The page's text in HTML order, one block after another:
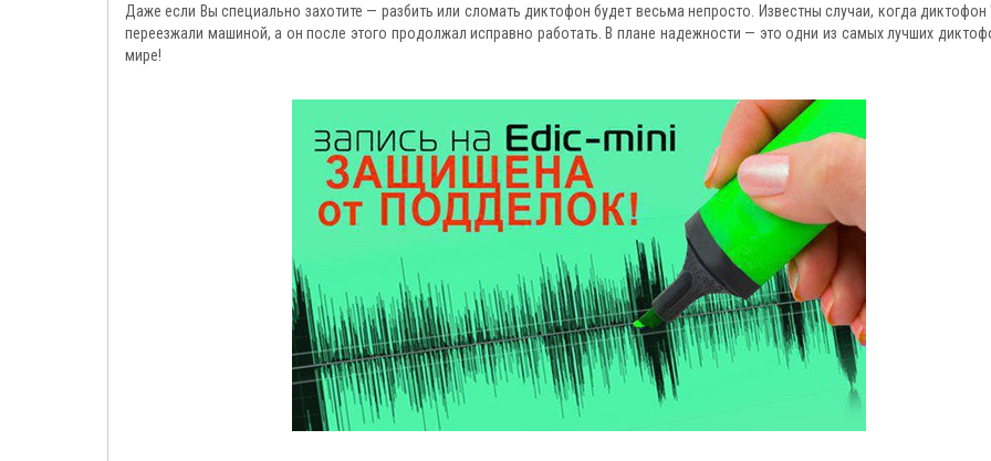
Даже если Вы специально захотите — разбить или сломать диктофон будет весьма непросто. Известны случаи, когда диктофон
переезжали машиной, а он после этого продолжал исправно работать. В плане надежности — это одни из самых лучших
мире!